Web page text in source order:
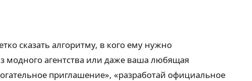
сказать алгоритму, в кого ему нужно
модного агентства или даже ваша любящая
приглашение», «разработай официальное